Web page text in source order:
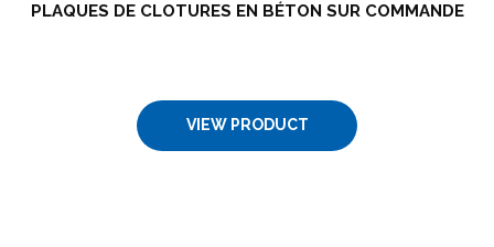
PLAQUES DE CLOTURES EN BÉTON SUR COMMANDE
VIEW PRODUCT